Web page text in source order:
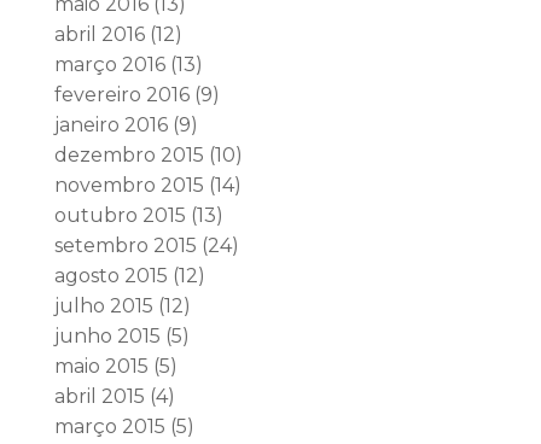
abril 2016(12)
março 2016(13)
fevereiro 2016(9)
janeiro 2016(9)
dezembro 2015 (10)
novembro 2015 (14)
outubro 2015 (13)
setembro 2015 (24)
agosto 2015 (12)
julho 2015 (12)
junho 2015 (5)
maio 2015 (5)
abril 2015 (4)
março 2015 (5)